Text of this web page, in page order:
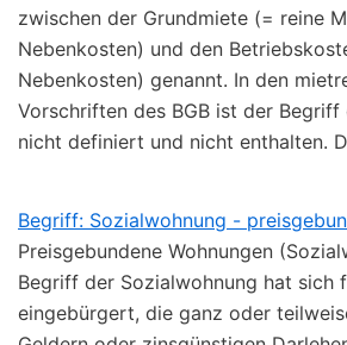
zwischen der Grundmiete (= reine
Nebenkosten) und den
Nebenkosten) genannt. In den
Vorschriften des BGB ist der Begriff
nicht definiert und nicht enthalten.
Begriff: Sozialwohnung -
Preisgebundene Wohnungen
Begriff der Sozialwohnung hat sich
eingebürgert, die ganz oder